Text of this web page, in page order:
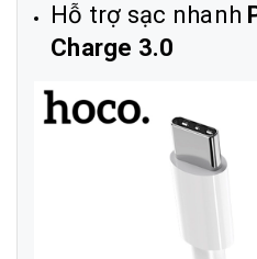
Hỗ trợ sạc nhanh
Charge 3.0